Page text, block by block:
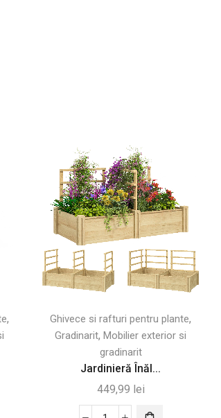
, Ghivece si rafturi pentru plante,
Gradinarit,Mobilier exterior si
gradinarit
Jardinieră Înăl...
449,99 lei